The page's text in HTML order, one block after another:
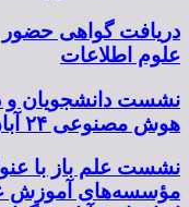
دریافت گواهی
علوم اطلاعات
نشست دانشجویان و
هوش مصنوعی ۲۴ آبان برگزار می‌شود.
نشست علم باز با
مؤسسه‌های آموزش